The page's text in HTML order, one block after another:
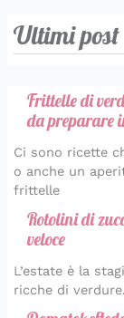
Ultimi post
Frittelle di
da preparare
Ci sono ricette
o anche un
frittelle
Rotolini di
veloce
L’estate è la
ricche di